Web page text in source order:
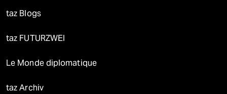
taz Blogs
taz FUTURZWEI
Le Monde diplomatique
taz Archiv